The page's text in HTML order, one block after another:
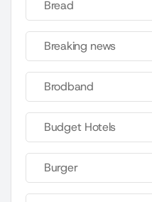
Bread
Breaking news
Brodband
Budget Hotels
Burger